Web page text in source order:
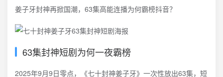
姜子牙封神再掀国潮，63集高能连播为何霸榜抖音？
63集封神短剧为何一夜霸榜
2025年9月9日零点，《七十封神姜子牙》一次性放出63集，短